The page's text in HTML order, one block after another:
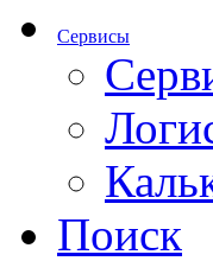
Сервисы
Поиск